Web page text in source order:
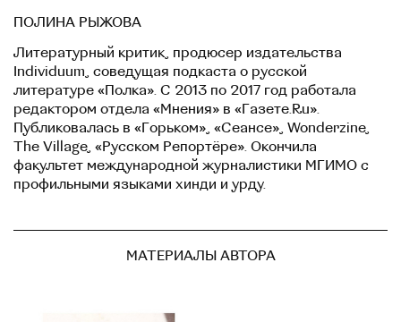
ПОЛИНА РЫЖОВА
Литературный критик, продюсер издательства
Individuum, соведущая подкаста о русской
литературе «Полка». С 2013 по 2017 год работала
редактором отдела «Мнения» в «Газете.Ru».
Публиковалась в «Горьком», «Сеансе», Wonderzine,
The Village, «Русском Репортёре». Окончила
факультет международной журналистики МГИМО с
профильными языками хинди и урду.
МАТЕРИАЛЫ АВТОРА